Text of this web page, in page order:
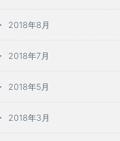
2018年8月
2018年7月
2018年5月
2018年3月